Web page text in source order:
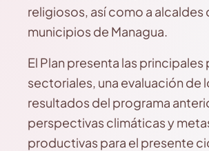
religiosos, así como a alcaldes
municipios de Managua.
El Plan presenta las
sectoriales, una evaluación de
resultados del programa
perspectivas climáticas y
productivas para el presente